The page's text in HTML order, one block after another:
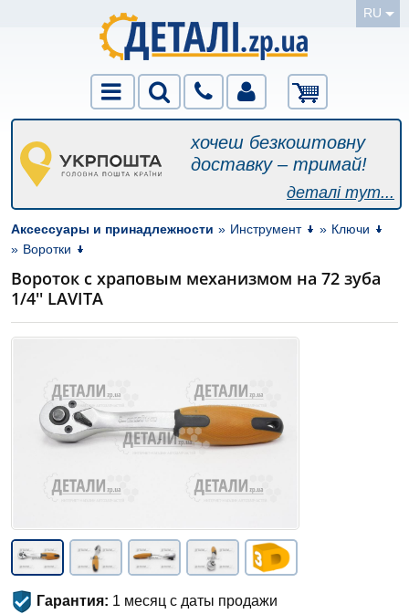
RU
хочеш безкоштовну
доставку – тримай!
деталі тут...
Аксессуары и принадлежности » Инструмент » Ключи
» Воротки
Вороток с храповым механизмом на 72 зуба
1/4'' LAVITA
Гарантия: 1 месяц с даты продажи